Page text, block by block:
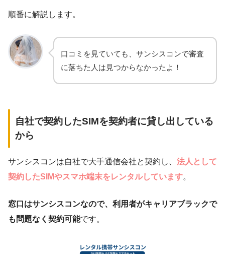
順番に解説します。
口コミを見ていても、サンシスコンで審査
に落ちた人は見つからなかったよ！
自社で契約したSIMを契約者に貸し出している
から
サンシスコンは自社で大手通信会社と契約し、 法人として
契約したSIMやスマホ端末をレンタルしています。
窓口はサンシスコンなので、利用者がキャリアブラックで
も問題なく契約可能です。